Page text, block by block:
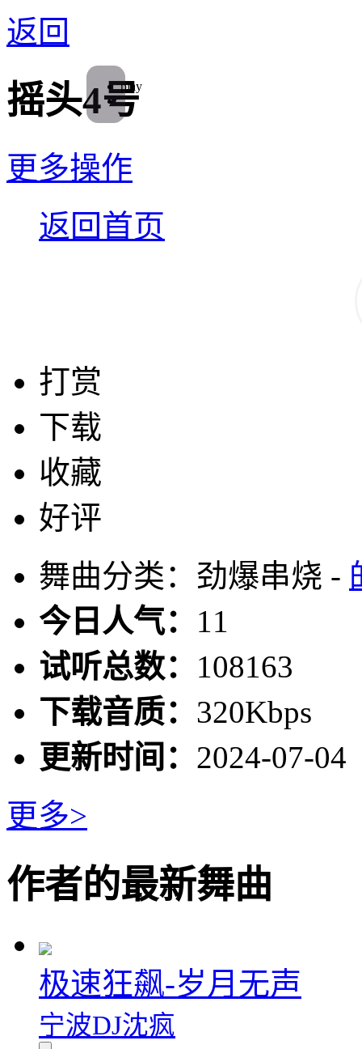
返回
摇头4号
更多操作
返回首页
打赏
下载
收藏
好评
舞曲分类：劲爆串烧 -
今日人气： 11
试听总数： 108163
下载音质： 320Kbps
更新时间： 2024-07-04
更多>
作者的最新舞曲
极速狂飙-岁月无声
宁波DJ沈疯
play